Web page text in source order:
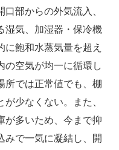
部からの外気流入、
湿気、加湿器・保冷機
飽和水蒸気量を超え
の空気が均一に循環し
所では正常値でも、棚
少なくない。また、
が多いため、今まで抑
みで一気に凝結し、開